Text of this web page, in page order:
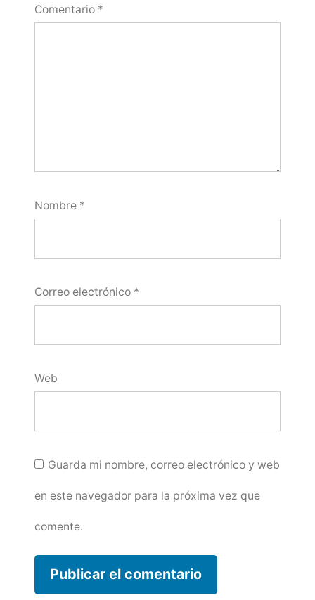
Comentario *
Nombre *
Correo electrónico *
Web
Guarda mi nombre, correo electrónico y web
en este navegador para la próxima vez que
comente.